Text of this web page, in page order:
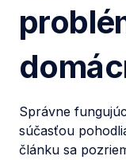
Správne
súčasťou
článku sa